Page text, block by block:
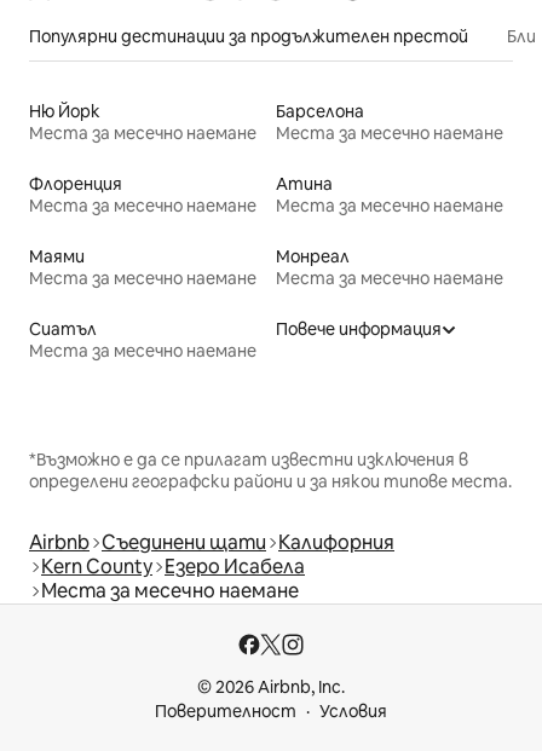
Популярни дестинации за продължителен престой
Ню Йорк
Места за месечно наемане
Барселона
Места за месечно наемане
Флоренция
Места за месечно наемане
Атина
Места за месечно наемане
Маями
Места за месечно наемане
Монреал
Места за месечно наемане
Сиатъл
Места за месечно наемане
Повече информация
*Възможно е да се прилагат известни изключения в
определени географски райони и за някои типове места.
Airbnb Съединени щати Калифорния
Kern County Езеро Исабела
Места за месечно наемане
© 2026 Airbnb, Inc.
Поверителност
Условия